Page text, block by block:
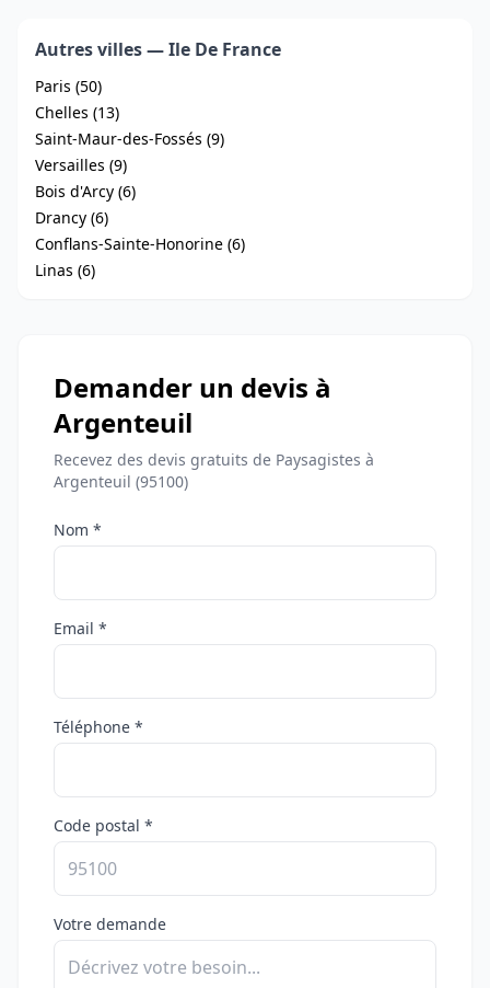
Autres villes — Ile De France
Paris (50)
Chelles (13)
Saint-Maur-des-Fossés (9)
Versailles (9)
Bois d'Arcy (6)
Drancy (6)
Conflans-Sainte-Honorine (6)
Linas (6)
Demander un devis à
Argenteuil
Recevez des devis gratuits de Paysagistes à
Argenteuil (95100)
Nom *
Email *
Téléphone *
Code postal *
Votre demande